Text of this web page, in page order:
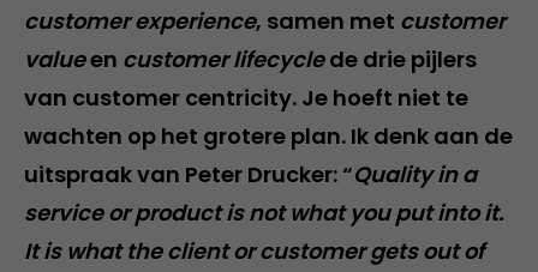
customer experience, samen met customer
valueen customer lifecyclede drie pijlers
van customer centricity. Je hoeft niet te
wachten op het grotere plan. Ik denk aan de
uitspraak van Peter Drucker: “Quality in a
service or product is not what you put into it.
It is what the client or customer gets out of